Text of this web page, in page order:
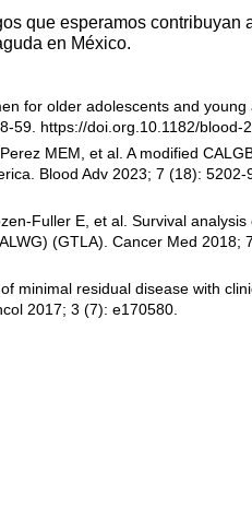
que esperamos contribuyan
en México.
for older adolescents and
59. https://doi.org.10.1182/blood-
MEM, et al. A modified
Blood Adv 2023; 7 (18): 5202-
Fuller E, et al. Survival analysis
(GTLA). Cancer Med 2018;
minimal residual disease with
2017; 3 (7): e170580.